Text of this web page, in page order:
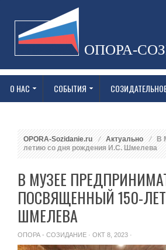
ОПОРА-
О НАС СОБЫТИЯ
OPORA-Sozidanie.ru Актуально
В
летию со дня рождения И.C. Шмелева
В МУЗЕЕ
ПОСВЯЩЕННЫЙ 150-
ШМЕЛЕВА
ОПОРА - СОЗИДАНИЕ · ОКТ 8, 2023 ·